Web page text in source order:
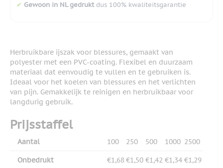
✔ Gewoon in NL gedruktdus 100% kwaliteitsgarantie
Herbruikbare ijszak voor blessures, gemaakt van
polyester met een PVC-coating. Flexibel en duurzaam
materiaal dat eenvoudig te vullen en te gebruiken is.
Ideaal voor het koelen van blessures en het verlichten
van pijn. Gemakkelijk te reinigen en herbruikbaar voor
langdurig gebruik.
Prijsstaffel
Aantal 100 250 500 1000 2500
Onbedrukt €1,68 €1,50 €1,42 €1,34 €1,29